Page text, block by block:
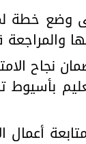
وضع خطة
والمراجعة
نجاح
أعمال